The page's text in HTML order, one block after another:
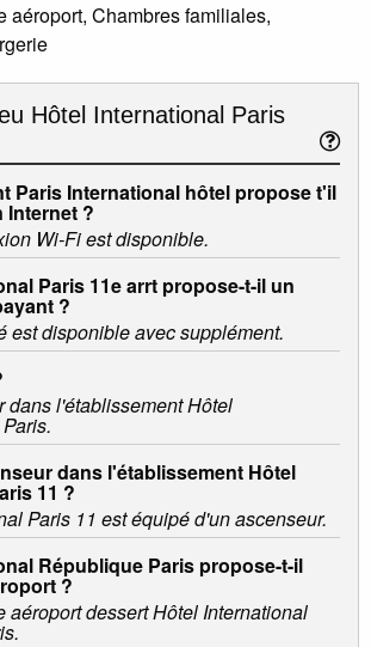
aéroport, Chambres familiales,
Hôtel International Paris
Paris International hôtel propose t'il
Internet ?
Wi-Fi est disponible.
Paris 11e arrt propose-t-il un
?
est disponible avec supplément.
dans l'établissement Hôtel
dans l'établissement Hôtel
11 ?
Paris 11 est équipé d'un ascenseur.
République Paris propose-t-il
?
aéroport dessert Hôtel International